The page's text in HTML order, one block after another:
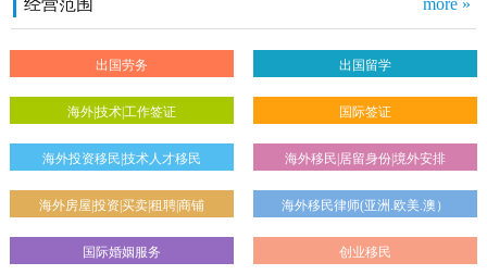
经营范围 more »
出国劳务 出国留学
海外|技术|工作签证 国际签证
海外投资移民|技术人才移民 海外移民|居留身份|境外安排
海外房屋|投资|买卖|租聘|商铺 海外移民律师(亚洲.欧美.澳）
国际婚姻服务 创业移民